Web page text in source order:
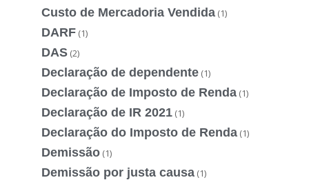
Custo de Mercadoria Vendida (1)
DARF (1)
DAS (2)
Declaração de dependente (1)
Declaração de Imposto de Renda (1)
Declaração de IR 2021 (1)
Declaração do Imposto de Renda (1)
Demissão (1)
Demissão por justa causa (1)